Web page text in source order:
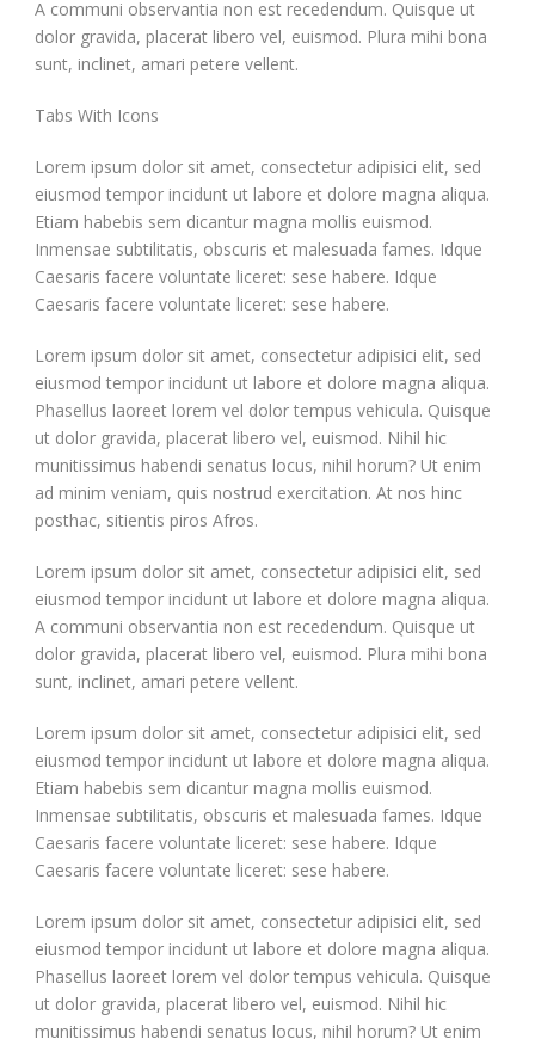
A communi observantia non est recedendum. Quisque ut
dolor gravida, placerat libero vel, euismod. Plura mihi bona
sunt, inclinet, amari petere vellent.
Tabs With Icons
Lorem ipsum dolor sit amet, consectetur adipisici elit, sed
eiusmod tempor incidunt ut labore et dolore magna aliqua.
Etiam habebis sem dicantur magna mollis euismod.
Inmensae subtilitatis, obscuris et malesuada fames. Idque
Caesaris facere voluntate liceret: sese habere. Idque
Caesaris facere voluntate liceret: sese habere.
Lorem ipsum dolor sit amet, consectetur adipisici elit, sed
eiusmod tempor incidunt ut labore et dolore magna aliqua.
Phasellus laoreet lorem vel dolor tempus vehicula. Quisque
ut dolor gravida, placerat libero vel, euismod. Nihil hic
munitissimus habendi senatus locus, nihil horum? Ut enim
ad minim veniam, quis nostrud exercitation. At nos hinc
posthac, sitientis piros Afros.
Lorem ipsum dolor sit amet, consectetur adipisici elit, sed
eiusmod tempor incidunt ut labore et dolore magna aliqua.
A communi observantia non est recedendum. Quisque ut
dolor gravida, placerat libero vel, euismod. Plura mihi bona
sunt, inclinet, amari petere vellent.
Lorem ipsum dolor sit amet, consectetur adipisici elit, sed
eiusmod tempor incidunt ut labore et dolore magna aliqua.
Etiam habebis sem dicantur magna mollis euismod.
Inmensae subtilitatis, obscuris et malesuada fames. Idque
Caesaris facere voluntate liceret: sese habere. Idque
Caesaris facere voluntate liceret: sese habere.
Lorem ipsum dolor sit amet, consectetur adipisici elit, sed
eiusmod tempor incidunt ut labore et dolore magna aliqua.
Phasellus laoreet lorem vel dolor tempus vehicula. Quisque
ut dolor gravida, placerat libero vel, euismod. Nihil hic
munitissimus habendi senatus locus, nihil horum? Ut enim